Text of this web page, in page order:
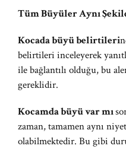
Tüm Büyüler Aynı
Kocada büyü belirtileri
belirtileri inceleyerek
ile bağlantılı olduğu, bu
gereklidir.
Kocamda büyü var mı
zaman, tamamen aynı
olabilmektedir. Bu gibi